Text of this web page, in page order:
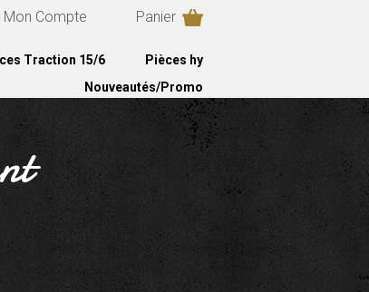
Mon Compte Panier
Traction 15/6
Pièces hy
Nouveautés/Promo